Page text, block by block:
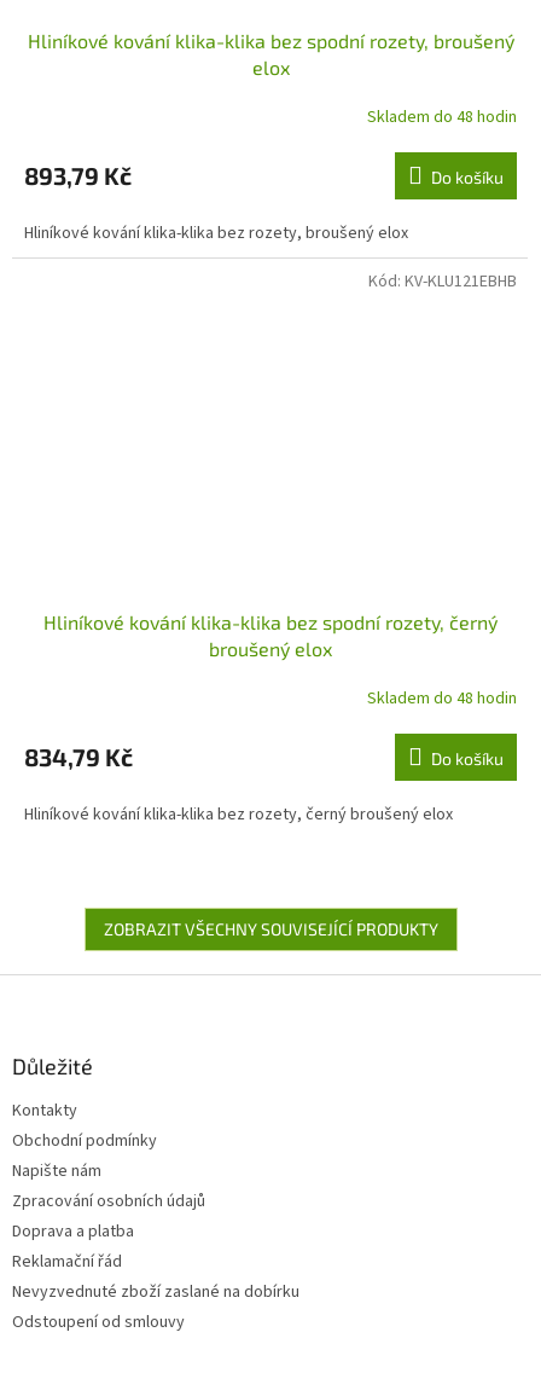
Hliníkové kování klika-klika bez spodní rozety, broušený
elox
Skladem do 48 hodin
893,79 Kč Do košíku
Hliníkové kování klika-klika bez rozety, broušený elox
Hliníkové kování klika-klika bez spodní rozety, černý
broušený elox
Skladem do 48 hodin
834,79 Kč Do košíku
Hliníkové kování klika-klika bez rozety, černý broušený elox
Kód: KV-KLU121EBHB
ZOBRAZIT VŠECHNY SOUVISEJÍCÍ PRODUKTY
Důležité
Kontakty
Obchodní podmínky
Napište nám
Zpracování osobních údajů
Doprava a platba
Reklamační řád
Nevyzvednuté zboží zaslané na dobírku
Odstoupení od smlouvy